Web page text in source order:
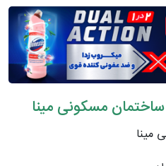
مسکونی مینا
مینا